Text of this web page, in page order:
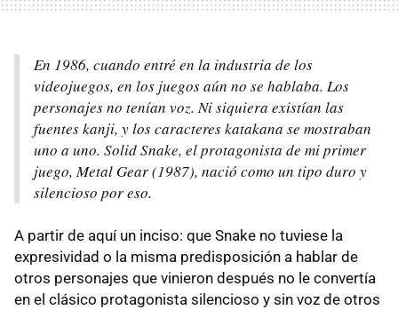
En 1986, cuando entré en la industria de los
videojuegos, en los juegos aún no se hablaba. Los
personajes no tenían voz. Ni siquiera existían las
fuentes kanji, y los caracteres katakana se mostraban
uno a uno. Solid Snake, el protagonista de mi primer
juego, Metal Gear (1987), nació como un tipo duro y
silencioso por eso.
A partir de aquí un inciso: que Snake no tuviese la
expresividad o la misma predisposición a hablar de
otros personajes que vinieron después no le convertía
en el clásico protagonista silencioso y sin voz de otros